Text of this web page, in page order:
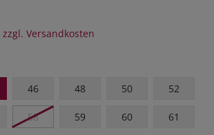
Versandkosten
46 48 50 52
58 59 60 61